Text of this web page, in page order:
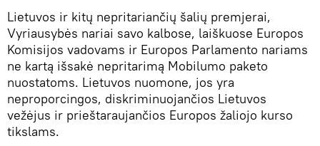
Lietuvos ir kitų nepritariančių šalių premjerai,
Vyriausybės nariai savo kalbose, laiškuose Europos
Komisijos vadovams ir Europos Parlamento nariams
ne kartą išsakė nepritarimą Mobilumo paketo
nuostatoms. Lietuvos nuomone, jos yra
neproporcingos, diskriminuojančios Lietuvos
vežėjus ir prieštaraujančios Europos žaliojo kurso
tikslams.